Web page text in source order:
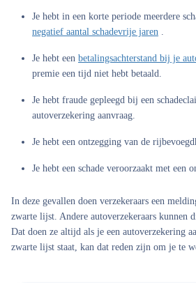
Je hebt in een korte periode meerdere
negatief aantal schadevrije jaren .
Je hebt een betalingsachterstand bij je
premie een tijd niet hebt betaald.
Je hebt fraude gepleegd bij een
autoverzekering aanvraag.
Je hebt een ontzegging van de
Je hebt een schade veroorzaakt met een
In deze gevallen doen verzekeraars een
zwarte lijst. Andere autoverzekeraars kunnen
Dat doen ze altijd als je een autoverzekering
zwarte lijst staat, kan dat reden zijn om je te